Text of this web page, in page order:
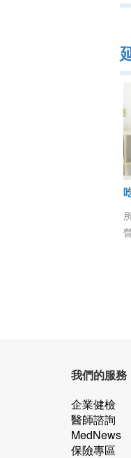
我們的服務
企業健檢
醫師諮詢
MedNews
保險專區